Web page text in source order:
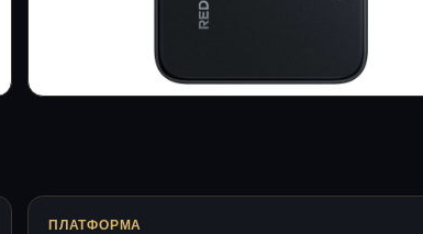
ПЛАТФОРМА